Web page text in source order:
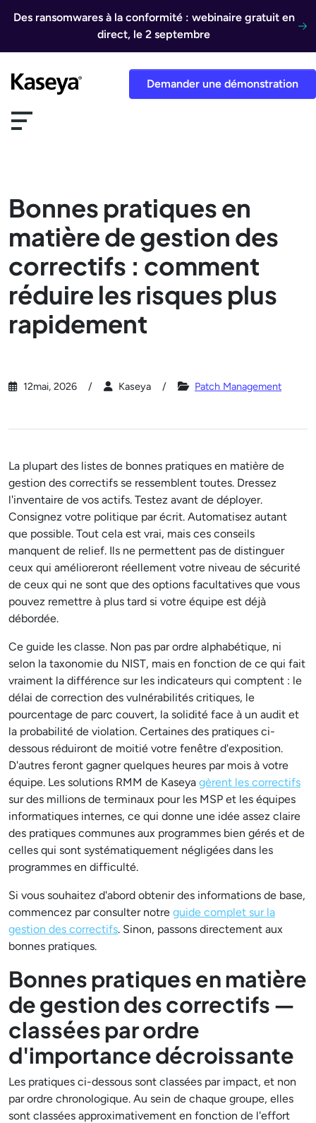
Des ransomwares à la conformité : webinaire gratuit en
direct, le 2 septembre
Demander une démonstration
Bonnes pratiques en
matière de gestion des
correctifs : comment
réduire les risques plus
rapidement
12mai, 2026 Kaseya Patch Management
La plupart des listes de bonnes pratiques en matière de
gestion des correctifs se ressemblent toutes. Dressez
l'inventaire de vos actifs. Testez avant de déployer.
Consignez votre politique par écrit. Automatisez autant
que possible. Tout cela est vrai, mais ces conseils
manquent de relief. Ils ne permettent pas de distinguer
ceux qui amélioreront réellement votre niveau de sécurité
de ceux qui ne sont que des options facultatives que vous
pouvez remettre à plus tard si votre équipe est déjà
débordée.
Ce guide les classe. Non pas par ordre alphabétique, ni
selon la taxonomie du NIST, mais en fonction de ce qui fait
vraiment la différence sur les indicateurs qui comptent : le
délai de correction des vulnérabilités critiques, le
pourcentage de parc couvert, la solidité face à un audit et
la probabilité de violation. Certaines des pratiques ci-
dessous réduiront de moitié votre fenêtre d'exposition.
D'autres feront gagner quelques heures par mois à votre
équipe. Les solutions RMM de Kaseya gèrent les correctifs
sur des millions de terminaux pour les MSP et les équipes
informatiques internes, ce qui donne une idée assez claire
des pratiques communes aux programmes bien gérés et de
celles qui sont systématiquement négligées dans les
programmes en difficulté.
Si vous souhaitez d'abord obtenir des informations de base,
commencez par consulter notre guide complet sur la
gestion des correctifs. Sinon, passons directement aux
bonnes pratiques.
Bonnes pratiques en matière
de gestion des correctifs —
classées par ordre
d'importance décroissante
Les pratiques ci-dessous sont classées par impact, et non
par ordre chronologique. Au sein de chaque groupe, elles
sont classées approximativement en fonction de l'effort